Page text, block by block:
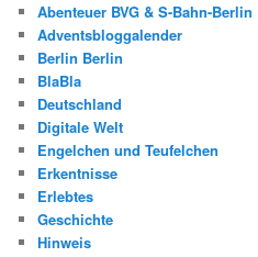
Abenteuer BVG & S-Bahn-Berlin
Adventsbloggalender
Berlin Berlin
BlaBla
Deutschland
Digitale Welt
Engelchen und Teufelchen
Erkentnisse
Erlebtes
Geschichte
Hinweis